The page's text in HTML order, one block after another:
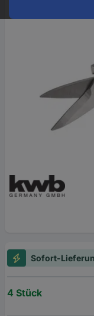
Sofort-
4 Stück